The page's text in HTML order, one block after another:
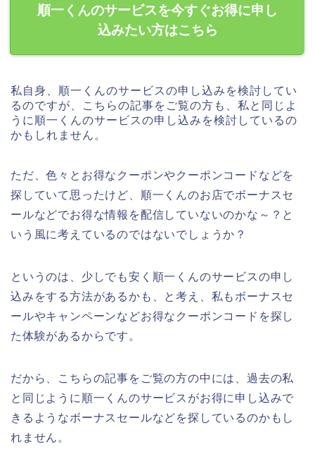
順一くんのサービスを今すぐお得に申し
込みたい方はこちら
私自身、順一くんのサービスの申し込みを検討してい
るのですが、こちらの記事をご覧の方も、私と同じよ
うに順一くんのサービスの申し込みを検討しているの
かもしれません。
ただ、色々とお得なクーポンやクーポンコードなどを
探していて思ったけど、順一くんのお店でボーナスセ
ールなどでお得な情報を配信していないのかな～？と
いう風に考えているのではないでしょうか？
というのは、少しでも安く順一くんのサービスの申し
込みをする方法があるかも、と考え、私もボーナスセ
ールやキャンペーンなどお得なクーポンコードを探し
た体験があるからです。
だから、こちらの記事をご覧の方の中には、過去の私
と同じように順一くんのサービスがお得に申し込みで
きるようなボーナスセールなどを探しているのかもし
れません。